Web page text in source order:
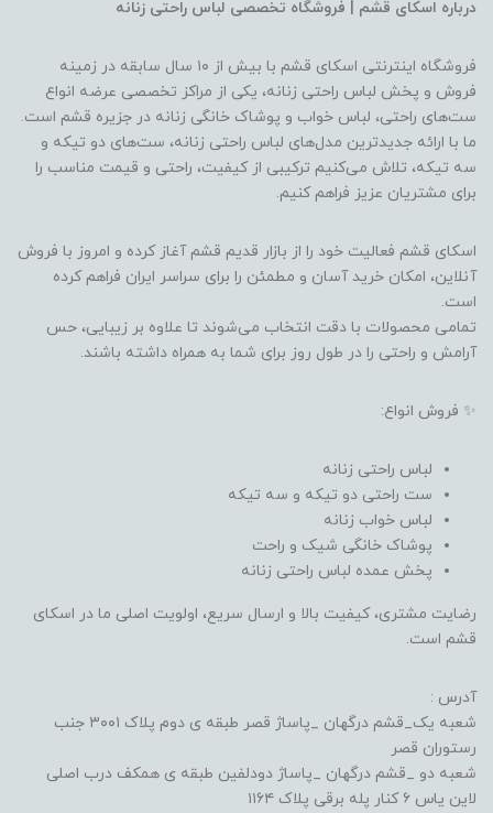
درباره اسکای قشم | فروشگاه تخصصی لباس راحتی زنانه
فروشگاه اینترنتی اسکای قشم با بیش از ۱۰ سال سابقه در زمینه
فروش و پخش لباس راحتی زنانه، یکی از مراکز تخصصی عرضه انواع
ست‌های راحتی، لباس خواب و پوشاک خانگی زنانه در جزیره قشم است.
ما با ارائه جدیدترین مدل‌های لباس راحتی زنانه، ست‌های دو تیکه و
سه تیکه، تلاش می‌کنیم ترکیبی از کیفیت، راحتی و قیمت مناسب را
برای مشتریان عزیز فراهم کنیم.
اسکای قشم فعالیت خود را از بازار قدیم قشم آغاز کرده و امروز با فروش
آنلاین، امکان خرید آسان و مطمئن را برای سراسر ایران فراهم کرده
است.
تمامی محصولات با دقت انتخاب می‌شوند تا علاوه بر زیبایی، حس
آرامش و راحتی را در طول روز برای شما به همراه داشته باشند.
✨ فروش انواع:
لباس راحتی زنانه
ست راحتی دو تیکه و سه تیکه
لباس خواب زنانه
پوشاک خانگی شیک و راحت
پخش عمده لباس راحتی زنانه
رضایت مشتری، کیفیت بالا و ارسال سریع، اولویت اصلی ما در اسکای
قشم است.
آدرس :
شعبه یک_قشم درگهان _پاساژ قصر طبقه ی دوم پلاک ۳۰۰۱ جنب
رستوران قصر
شعبه دو _قشم درگهان _پاساژ دودلفین طبقه ی همکف درب اصلی
لاین یاس ۶ کنار پله برقی پلاک ۱۱۶۴